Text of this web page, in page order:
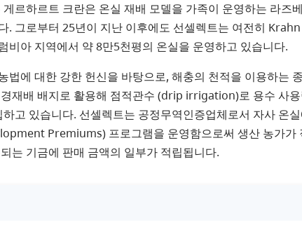
르하르트 크란은 온실 재배 모델을 가족이 운영하는 라즈
. 그로부터 25년이 지난 이후에도 선셀렉트는 여전히
비아 지역에서 약 8만5천평의 온실을 운영하고 있습니다.
법에 대한 강한 헌신을 바탕으로, 해충의 천적을 이용하는
재배 배지로 활용해 점적관수 (drip irrigation)로 용수 사
고 있습니다. 선셀렉트는 공정무역인증업체로서 자사 온
Premiums) 프로그램을 운영함으로써 생산 농가가
는 기금에 판매 금액의 일부가 적립됩니다.